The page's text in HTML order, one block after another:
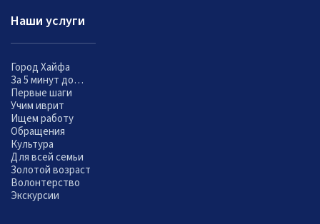
Наши услуги
Город Хайфа
За 5 минут до…
Первые шаги
Учим иврит
Ищем работу
Обращения
Культура
Для всей семьи
Золотой возраст
Волонтерство
Экскурсии